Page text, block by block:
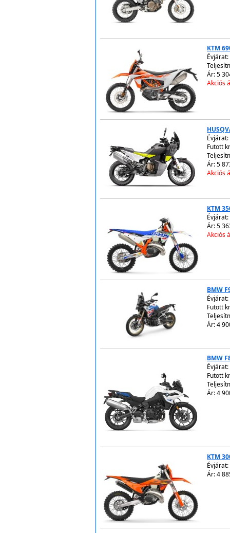
KTM
Évjárat:
Ár: 5
Akciós
Évjárat:
Futott
Ár: 5
Akciós
KTM
Évjárat:
Ár: 5
Akciós
BMW
Évjárat:
Futott
Ár: 4
BMW
Évjárat:
Futott
Ár: 4
KTM
Évjárat:
Ár: 4